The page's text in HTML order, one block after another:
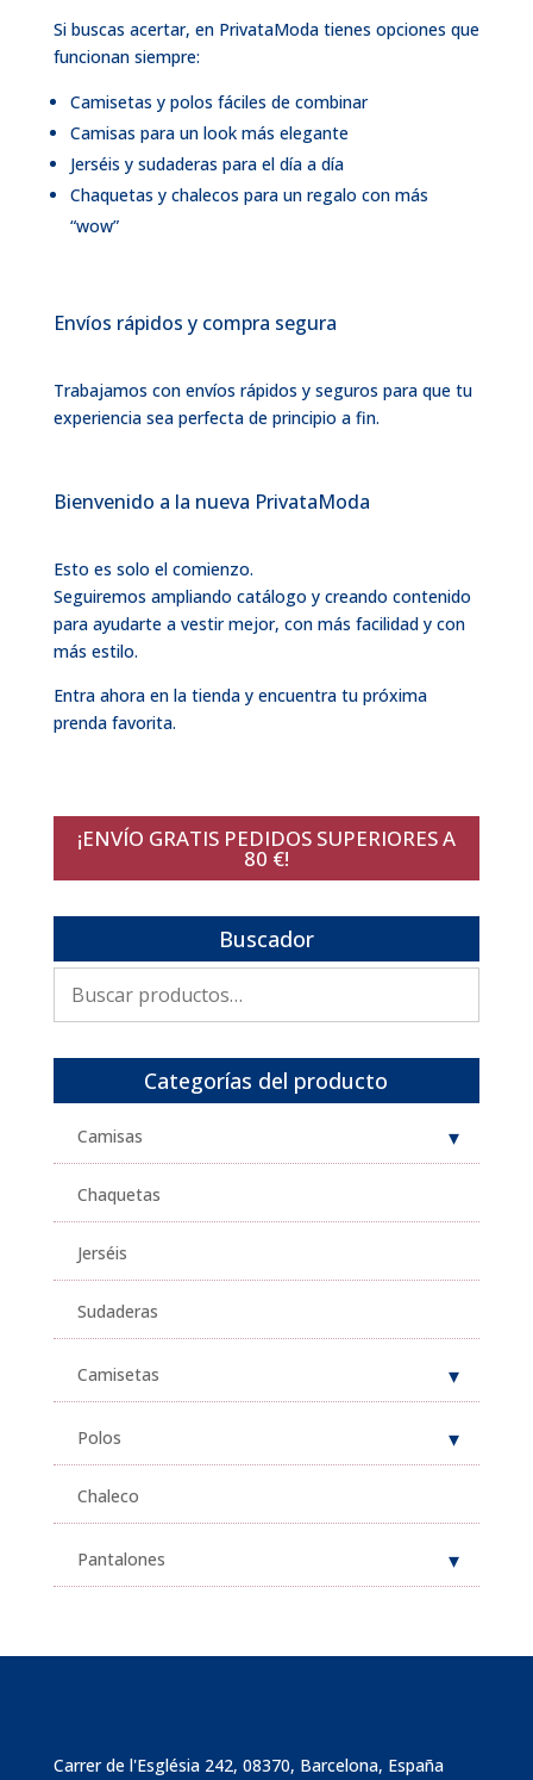
Si buscas acertar, en PrivataModa tienes opciones que
funcionan siempre:
Camisetas y polos fáciles de combinar
Camisas para un look más elegante
Jerséis y sudaderas para el día a día
Chaquetas y chalecos para un regalo con más
“wow”
Envíos rápidos y compra segura
Trabajamos con envíos rápidos y seguros para que tu
experiencia sea perfecta de principio a fin.
Bienvenido a la nueva PrivataModa
Esto es solo el comienzo.
Seguiremos ampliando catálogo y creando contenido
para ayudarte a vestir mejor, con más facilidad y con
más estilo.
Entra ahora en la tienda y encuentra tu próxima
prenda favorita.
¡ENVÍO GRATIS PEDIDOS SUPERIORES A
80 €!
Buscador
por:
Categorías del producto
Camisas
Chaquetas
Jerséis
Sudaderas
Camisetas
Polos
Chaleco
Pantalones
Carrer de l'Església 242, 08370, Barcelona, España